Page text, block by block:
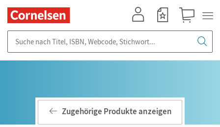
Zugehörige Produkte anzeigen